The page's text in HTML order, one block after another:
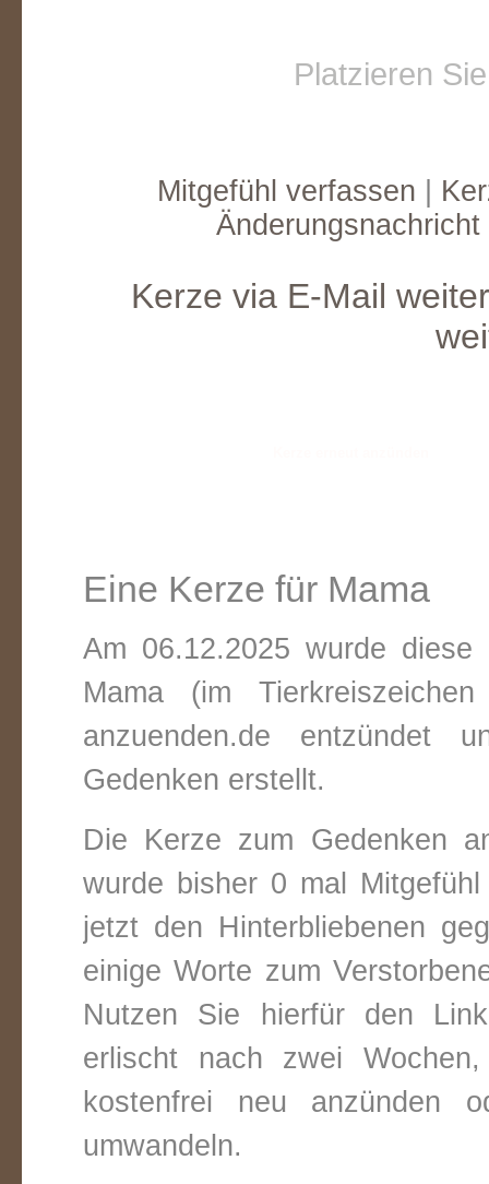
Platzieren
Mitgefühl verfassen
Kerze via E-Mail
Eine Kerze für Mama
Am 06.12.2025 wurde
Mama (im
anzuenden.de entzündet
Gedenken erstellt.
Die Kerze zum Gedenken
wurde bisher 0 mal
jetzt den Hinterbliebenen
einige Worte zum
Nutzen Sie hierfür den
erlischt nach zwei
kostenfrei neu anzünden
umwandeln.